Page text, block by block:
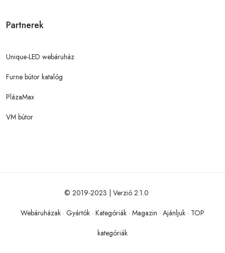
Partnerek
Unique-LED webáruház
Furne bútor katalóg
PlázaMax
VM bútor
© 2019-2023 | Verzió 2.1.0
Webáruházak · Gyártók · Kategóriák · Magazin · Ajánljuk · TOP
kategóriák